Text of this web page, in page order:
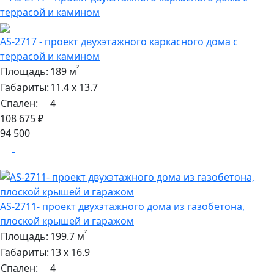
AS-2717 - проект двухэтажного каркасного дома с
террасой и камином
Площадь: 189 м²
Габариты:11.4 х 13.7
Спален:
4
108 675 ₽
94 500
AS-2711- проект двухэтажного дома из газобетона,
плоской крышей и гаражом
Площадь: 199.7 м²
Габариты:13 х 16.9
Спален:
4